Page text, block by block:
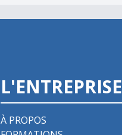
L'ENTREPRISE
À PROPOS